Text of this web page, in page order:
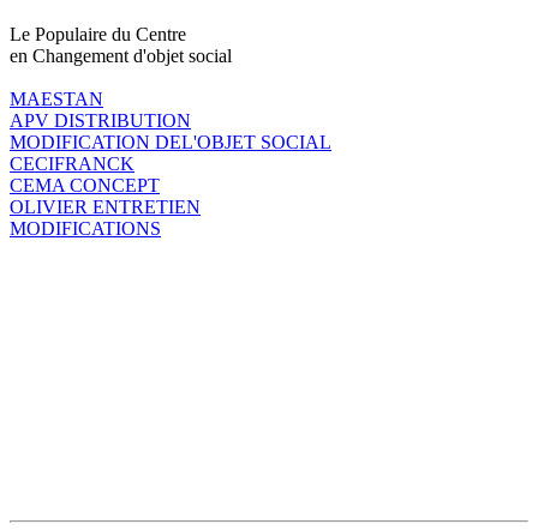
Le Populaire du Centre
en Changement d'objet social
MAESTAN
APV DISTRIBUTION
MODIFICATION DEL'OBJET SOCIAL
CECIFRANCK
CEMA CONCEPT
OLIVIER ENTRETIEN
MODIFICATIONS